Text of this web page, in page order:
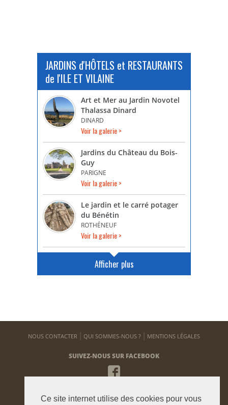
Ce site internet utilise des cookies pour vous
JARDINS d'HÔTELS et RESTAURANTS
de l'ILE ET VILAINE
Art et Mer au Jardin Novotel
Thalassa Dinard
DINARD
Voir la galerie >
Jardins du Château du Bois-
Guy
PARIGNE
Voir la galerie >
Le jardin et le carré potager
du Bénétin
ROTHÉNEUF
Voir la galerie >
Afficher plus
NOUS CONTACTER QUI SOMMES-NOUS ? MENTIONS LÉGALES
SUIVEZ-NOUS SUR FACEBOOK
NEWSLETTER